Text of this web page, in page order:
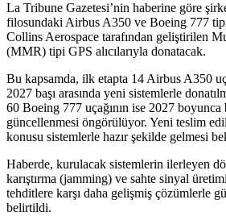
La Tribune Gazetesi’nin haberine göre
filosundaki Airbus A350 ve Boeing 777
Collins Aerospace tarafından geliştirilen
(MMR) tipi GPS alıcılarıyla donatacak.
Bu kapsamda, ilk etapta 14 Airbus A350
2027 başı arasında yeni sistemlerle
60 Boeing 777 uçağının ise 2027
güncellenmesi öngörülüyor. Yeni teslim
konusu sistemlerle hazır şekilde gelmesi
Haberde, kurulacak sistemlerin ilerleyen
karıştırma (jamming) ve sahte sinyal
tehditlere karşı daha gelişmiş çözümlerle
belirtildi.